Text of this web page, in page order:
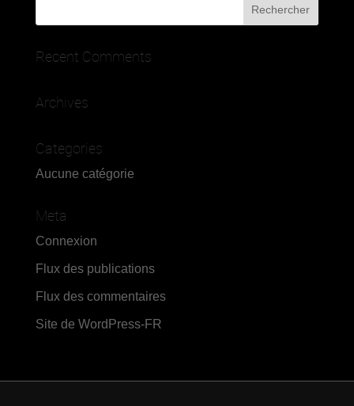
Recent Comments
Archives
Categories
Aucune catégorie
Meta
Connexion
Flux des publications
Flux des commentaires
Site de WordPress-FR